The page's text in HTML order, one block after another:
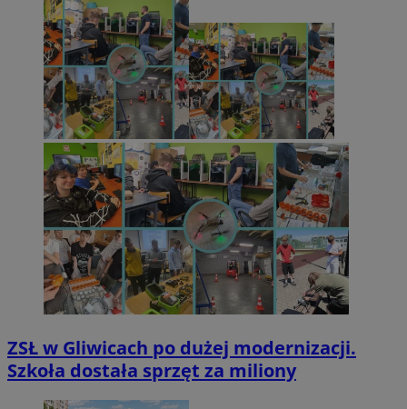
ZSŁ w Gliwicach po dużej modernizacji.
Szkoła dostała sprzęt za miliony